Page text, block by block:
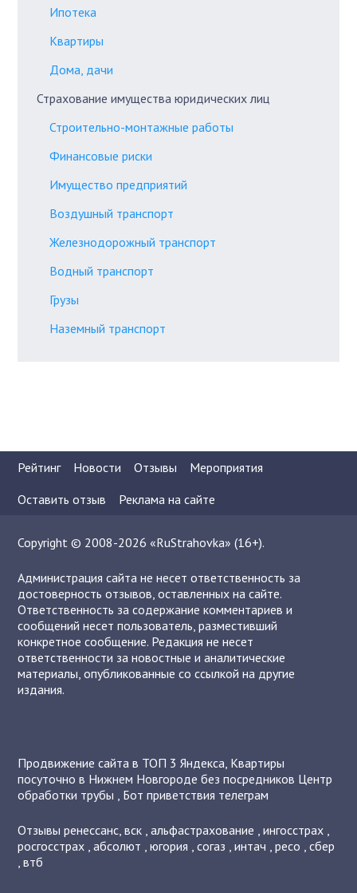
Ипотека
Квартиры
Дома, дачи
Страхование имущества юридических лиц
Строительно-монтажные работы
Финансовые риски
Имущество предприятий
Воздушный транспорт
Железнодорожный транспорт
Водный транспорт
Грузы
Наземный транспорт
Рейтинг Новости Отзывы
Мероприятия
Оставить отзыв
Реклама на сайте
Copyright © 2008-2026 «RuStrahovka» (16+).
Администрация сайта не несет ответственность за
достоверность отзывов, оставленных на сайте.
Ответственность за содержание комментариев и
сообщений несет пользователь, разместивший
конкретное сообщение. Редакция не несет
ответственности за новостные и аналитические
материалы, опубликованные со ссылкой на другие
издания.
Продвижение сайта в ТОП 3 Яндекса Квартиры
посуточно в Нижнем Новгороде без посредников Центр
обработки трубы
Бот приветствия телеграм
Отзывыренессанс ,вск ,альфастрахование ,ингосстрах
росгосстрах ,абсолют ,югория ,согаз ,интач ,ресо ,сбер
,втб